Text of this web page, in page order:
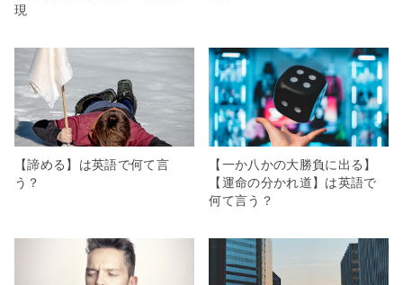
現
【諦める】は英語で何て言
う？
【一か八かの大勝負に出る】
【運命の分かれ道】は英語で
何て言う？